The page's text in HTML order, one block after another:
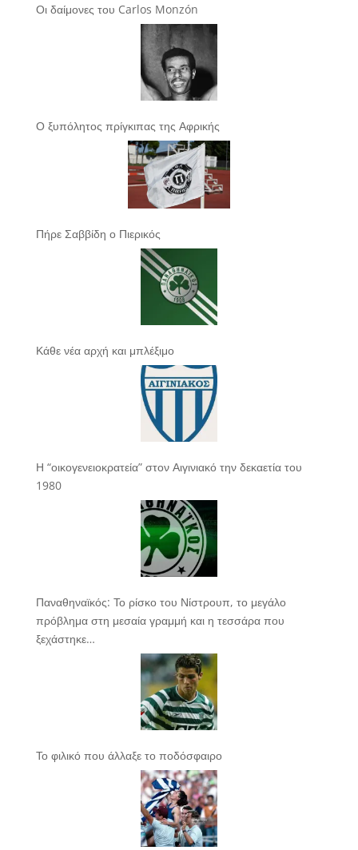
Οι δαίμονες του Carlos Monzón
Ο ξυπόλητος πρίγκιπας της Αφρικής
Πήρε Σαββίδη ο Πιερικός
Κάθε νέα αρχή και μπλέξιμο
Η “οικογενειοκρατεία” στον Αιγινιακό την δεκαετία του
1980
Παναθηναϊκός: Το ρίσκο του Νίστρουπ, το μεγάλο
πρόβλημα στη μεσαία γραμμή και η τεσσάρα που
ξεχάστηκε…
Το φιλικό που άλλαξε το ποδόσφαιρο